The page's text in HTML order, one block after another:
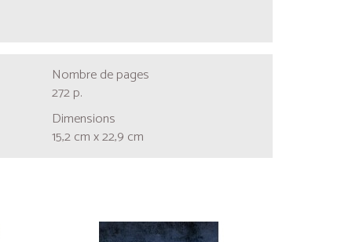
Nombre de pages
272 p.
Dimensions
15,2 cm x 22,9 cm